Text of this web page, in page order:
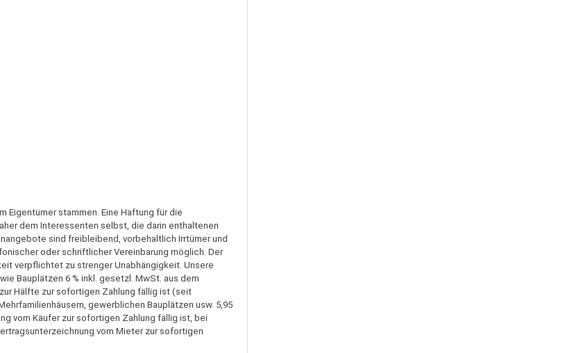
Eigentümer stammen. Eine Haftung für die
dem Interessenten selbst, die darin enthaltenen
sind freibleibend, vorbehaltlich Irrtümer und
oder schriftlicher Vereinbarung möglich. Der
verpflichtet zu strenger Unabhängigkeit. Unsere
Bauplätzen 6 % inkl. gesetzl. MwSt. aus dem
Hälfte zur sofortigen Zahlung fällig ist (seit
gewerblichen Bauplätzen usw. 5,95
vom Käufer zur sofortigen Zahlung fällig ist, bei
vom Mieter zur sofortigen